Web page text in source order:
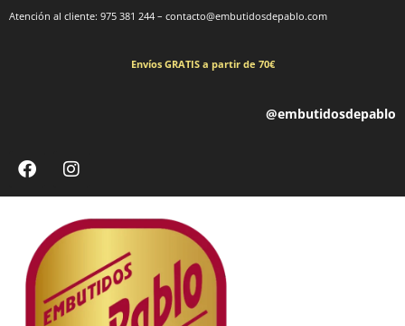
Atención al cliente: 975 381 244 – contacto@embutidosdepablo.com
Envíos GRATIS a partir de 70€
@embutidosdepablo